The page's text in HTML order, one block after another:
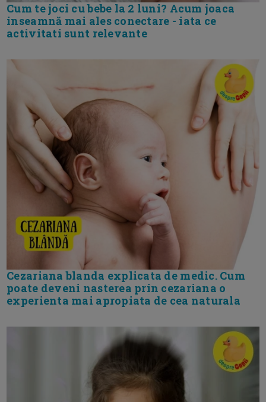
Cum te joci cu bebe la 2 luni? Acum joaca
inseamnă mai ales conectare - iata ce
activitati sunt relevante
Cezariana blanda explicata de medic. Cum
poate deveni nasterea prin cezariana o
experienta mai apropiata de cea naturala